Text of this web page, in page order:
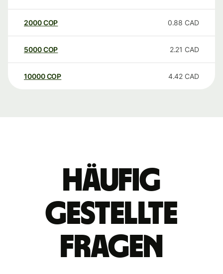
2000COP 0.88 CAD
5000COP 2.21 CAD
10000 COP 4.42 CAD
Häufig
gestellte
Fragen